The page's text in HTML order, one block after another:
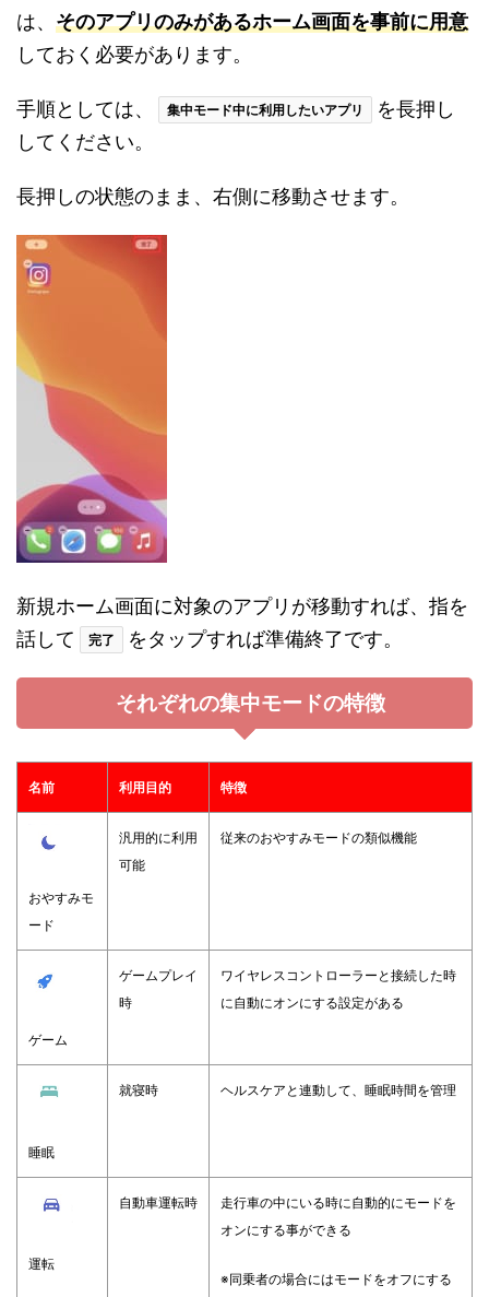
は、 そのアプリのみがあるホーム画面を事前に用意
しておく必要があります。
手順としては、 集中モード中に利用したいアプリ
を長押し
してください。
長押しの状態のまま、右側に移動させます。
新規ホーム画面に対象のアプリが移動すれば、指を
話して
完了 をタップすれば準備終了です。
それぞれの集中モードの特徴
名前 利用目的 特徴
おやすみモ
ード
汎用的に利用
可能
従来のおやすみモードの類似機能
ゲーム
ゲームプレイ
時
ワイヤレスコントローラーと接続した時
に自動にオンにする設定がある
睡眠
就寝時 ヘルスケアと連動して、睡眠時間を管理
運転
自動車運転時
走行車の中にいる時に自動的にモードを
オンにする事ができる
※同乗者の場合にはモードをオフにする